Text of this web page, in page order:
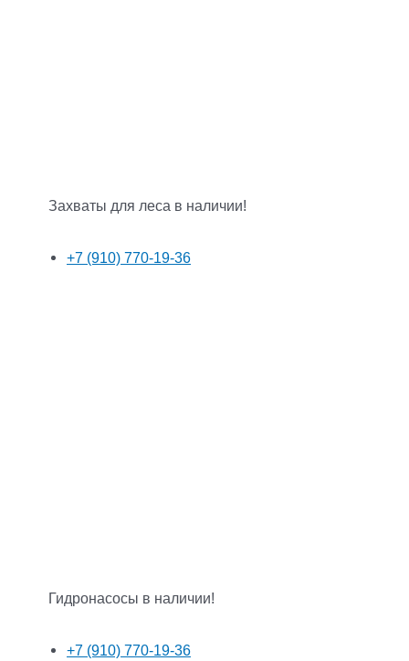
Захваты для леса в наличии!
+7 (910) 770-19-36
Гидронасосы в наличии!
+7 (910) 770-19-36